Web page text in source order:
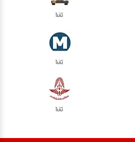
ไม่มี
ไม่มี
ไม่มี